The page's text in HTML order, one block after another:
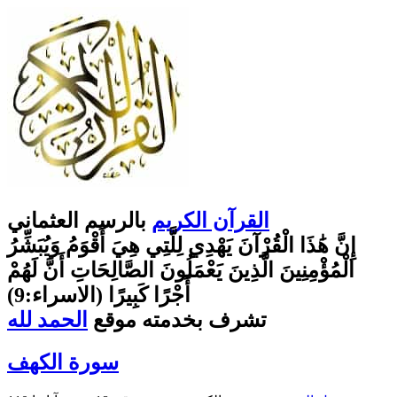
القرآن الكريم بالرسم العثماني
إِنَّ هَٰذَا الْقُرْآنَ يَهْدِي لِلَّتِي هِيَ أَقْوَمُ وَيُبَشِّرُ
الْمُؤْمِنِينَ الَّذِينَ يَعْمَلُونَ الصَّالِحَاتِ أَنَّ لَهُمْ
أَجْرًا كَبِيرًا (الاسراء:9)
تشرف بخدمته موقع الحمد لله
سورة الكهف